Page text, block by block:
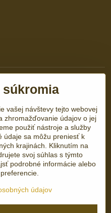
vašej návštevy tejto webovej
zhromažďovanie údajov o jej
použiť nástroje a služby
údaje sa môžu preniesť k
krajinách. Kliknutím na
svoj súhlas s týmto
podrobné informácie alebo
údajov